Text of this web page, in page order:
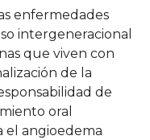
enfermedades
intergeneracional
que viven con
de la
de
oral
el angioedema